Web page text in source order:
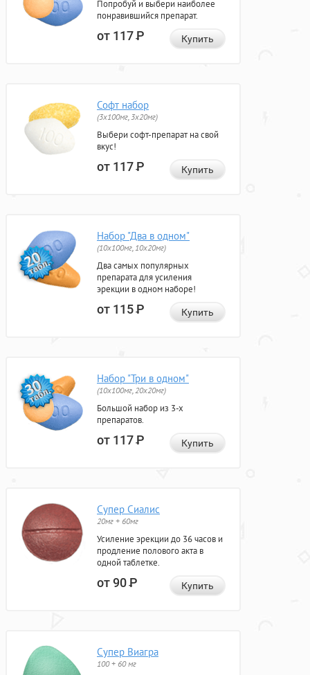
Попробуй и выбери наиболее
понравившийся препарат.
от 117Р Купить
Софт набор
(3x100мг, 3x20мг)
Выбери софт-препарат на свой
вкус!
от 117Р Купить
Набор "Два в одном"
(10x100мг, 10x20мг)
Два самых популярных
препарата для усиления
эрекции в одном наборе!
от 115Р Купить
Набор "Три в одном"
(10x100мг, 20x20мг)
Большой набор из 3-х
препаратов.
от 117Р Купить
Супер Сиалис
20мг + 60мг
Усиление эрекции до 36 часов и
продление полового акта в
одной таблетке.
от 90Р Купить
Супер Виагра
100 + 60 мг